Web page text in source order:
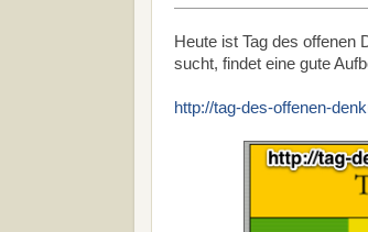
Heute ist Tag des offenen
sucht, findet eine gute
http://tag-des-offenen-